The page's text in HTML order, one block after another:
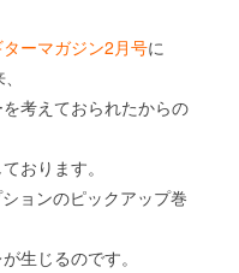
ターマガジン2月号に
考えておられたからの
おります。
ョンのピックアップ巻
生じるのです。